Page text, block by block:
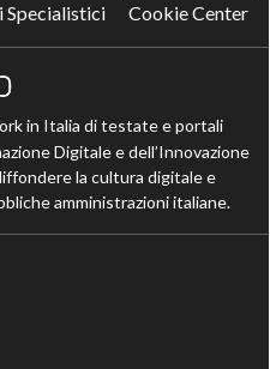
Specialistici
Cookie Center
in Italia di testate e portali
Digitale e dell’Innovazione
la cultura digitale e
amministrazioni italiane.